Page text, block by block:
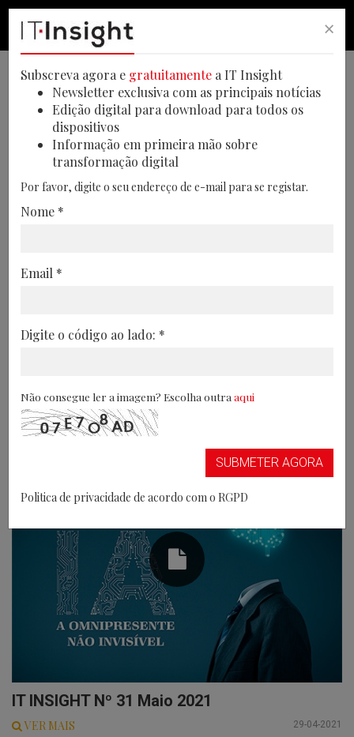
EDIÇÕES ITINSIGHT
VER MAIS
IT INSIGHT Nº 31 Maio 2021
29-04-2021
VER MAIS
×
Subscreva agora e gratuitamente a IT Insight
Newsletter exclusiva com as principais notícias
Edição digital para download para todos os
dispositivos
Informação em primeira mão sobre
transformação digital
Por favor, digite o seu endereço de e-mail para se registar.
Nome *
Email *
Digite o código ao lado: *
Não consegue ler a imagem? Escolha outra aqui
SUBMETER AGORA
Politica de privacidade de acordo com o RGPD